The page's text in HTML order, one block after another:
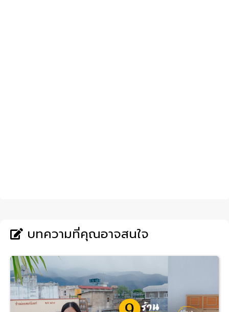
บทความที่คุณอาจสนใจ